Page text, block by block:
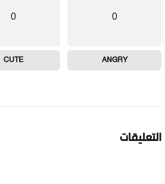
0
ANGRY
0
CUTE
التعليقات